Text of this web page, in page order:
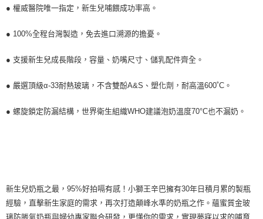
● 權威醫院唯一指定，新生兒哺餵成功率高。
● 100%全程台灣製造，免去進口溯源的擔憂。
● 支援新生兒成長階段，容量、奶嘴尺寸、儲乳配件齊全。
● 嚴選頂級α-33耐熱玻璃，不含雙酚A&S、塑化劑，耐高溫600˚C。
● 螺旋鎖定防漏結構，世界衛生組織WHO建議泡奶溫度70°C也不漏奶。
新生兒奶瓶之最，95%好拍嗝有感！小獅王辛巴擁有30年日積月累的製瓶
經驗，直擊新生家庭的需求，再次打造顛峰水準的奶瓶之作。蘊蜜質金玻
璃防脹氣奶瓶與婦幼專家聯合研發，更懂你的需求，實現夢寐以求的哺育